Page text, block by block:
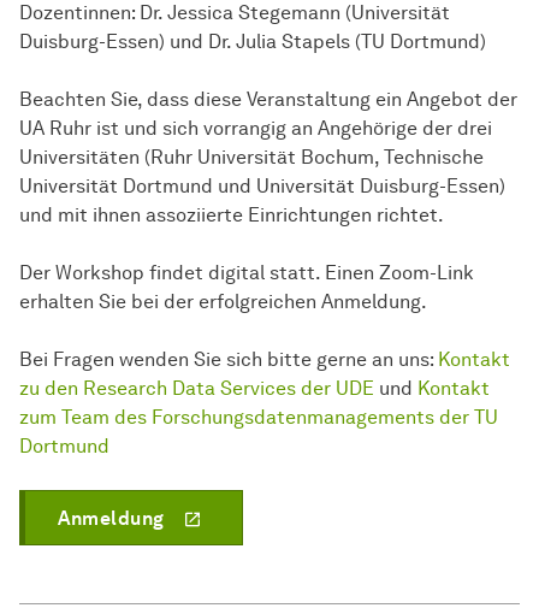
Dozentinnen: Dr. Jessica Stegemann (Universität
Duisburg-Essen) und Dr. Julia Stapels (TU Dortmund)
Beachten Sie, dass diese Veranstaltung ein Angebot der
UA Ruhr ist und sich vorrangig an Angehörige der drei
Universitäten (Ruhr Universität Bochum, Technische
Universität Dortmund und Universität Duisburg-Essen)
und mit ihnen assoziierte Einrichtungen richtet.
Der Workshop findet digital statt. Einen Zoom-Link
erhalten Sie bei der erfolgreichen Anmeldung.
Bei Fragen wenden Sie sich bitte gerne an uns: Kontakt
zu den Research Data Services der UDE und Kontakt
zum Team des Forschungsdatenmanagements der TU
Dortmund
Anmeldung